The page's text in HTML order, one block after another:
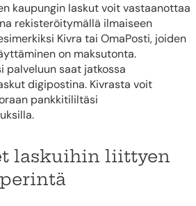
kaupungin laskut voit vastaanottaa
rekisteröitymällä ilmaiseen
Kivra tai OmaPosti, joiden
on maksutonta.
palveluun saat jatkossa
digipostina. Kivrasta voit
pankkitililtäsi
laskuihin liittyen